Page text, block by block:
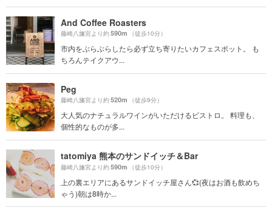
And Coffee Roasters
藤崎八旛宮より約590m （徒歩10分）
市内をぶらぶらしたら必ず立ち寄りたいカフェスポット。 も
ちろんテイクアウ...
Peg
藤崎八旛宮より約520m （徒歩9分）
大人気のナチュラルワインがいただけるビストロ。 料理も、
個性的なものが多...
tatomiya 熊本のサンドイッチ＆Bar
藤崎八旛宮より約590m （徒歩10分）
上の裏エリアにあるサンドイッチ屋さん💞(夜はお酒も飲めち
ゃう)朝は8時か...